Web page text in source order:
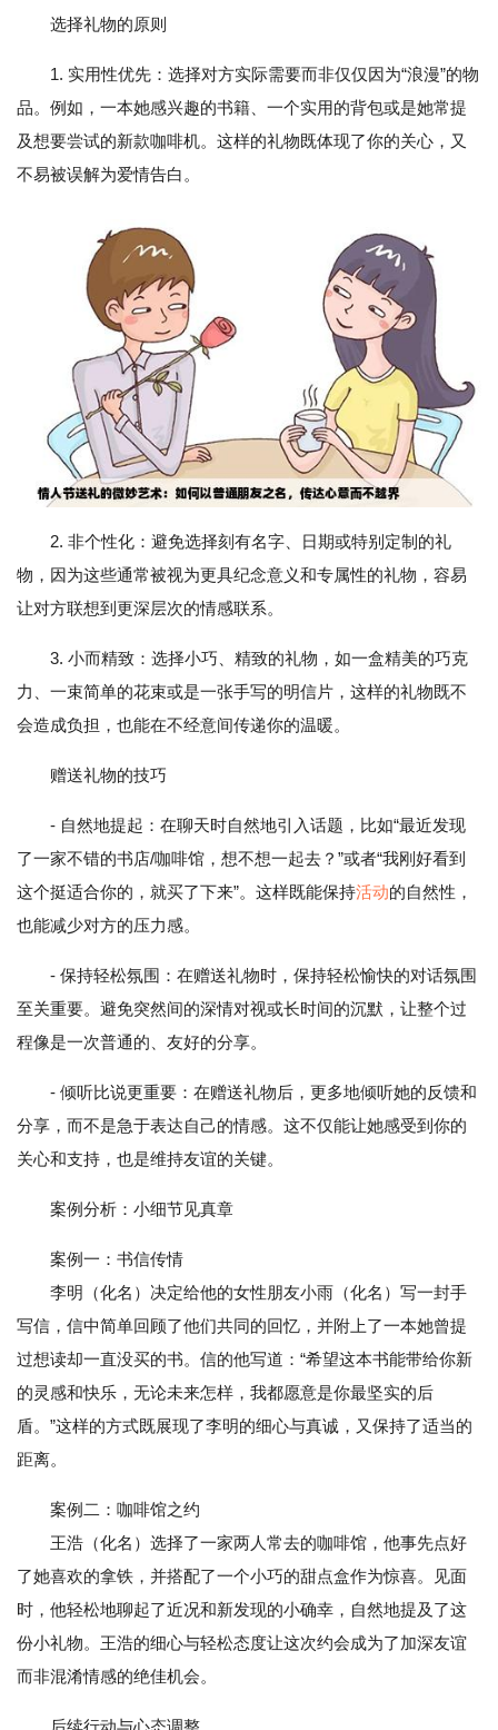
选择礼物的原则
1. 实用性优先：选择对方实际需要而非仅仅因为“浪漫”的物
品。例如，一本她感兴趣的书籍、一个实用的背包或是她常提
及想要尝试的新款咖啡机。这样的礼物既体现了你的关心，又
不易被误解为爱情告白。
2. 非个性化：避免选择刻有名字、日期或特别定制的礼
物，因为这些通常被视为更具纪念意义和专属性的礼物，容易
让对方联想到更深层次的情感联系。
3. 小而精致：选择小巧、精致的礼物，如一盒精美的巧克
力、一束简单的花束或是一张手写的明信片，这样的礼物既不
会造成负担，也能在不经意间传递你的温暖。
赠送礼物的技巧
- 自然地提起：在聊天时自然地引入话题，比如“最近发现
了一家不错的书店/咖啡馆，想不想一起去？”或者“我刚好看到
这个挺适合你的，就买了下来”。这样既能保持活动的自然性，
也能减少对方的压力感。
- 保持轻松氛围：在赠送礼物时，保持轻松愉快的对话氛围
至关重要。避免突然间的深情对视或长时间的沉默，让整个过
程像是一次普通的、友好的分享。
- 倾听比说更重要：在赠送礼物后，更多地倾听她的反馈和
分享，而不是急于表达自己的情感。这不仅能让她感受到你的
关心和支持，也是维持友谊的关键。
案例分析：小细节见真章
案例一：书信传情
李明（化名）决定给他的女性朋友小雨（化名）写一封手
写信，信中简单回顾了他们共同的回忆，并附上了一本她曾提
过想读却一直没买的书。信的他写道：“希望这本书能带给你新
的灵感和快乐，无论未来怎样，我都愿意是你最坚实的后
盾。”这样的方式既展现了李明的细心与真诚，又保持了适当的
距离。
案例二：咖啡馆之约
王浩（化名）选择了一家两人常去的咖啡馆，他事先点好
了她喜欢的拿铁，并搭配了一个小巧的甜点盒作为惊喜。见面
时，他轻松地聊起了近况和新发现的小确幸，自然地提及了这
份小礼物。王浩的细心与轻松态度让这次约会成为了加深友谊
而非混淆情感的绝佳机会。
后续行动与心态调整